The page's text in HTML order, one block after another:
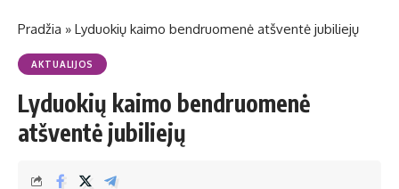
Pradžia » Lyduokių kaimo bendruomenė atšventė jubiliejų
AKTUALIJOS
Lyduokių kaimo bendruomenė
atšventė jubiliejų